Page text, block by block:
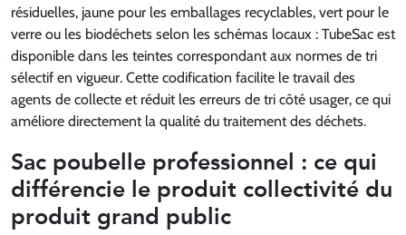
résiduelles, jaune pour les emballages recyclables, vert pour le
verre ou les biodéchets selon les schémas locaux : TubeSac est
disponible dans les teintes correspondant aux normes de tri
sélectif en vigueur. Cette codification facilite le travail des
agents de collecte et réduit les erreurs de tri côté usager, ce qui
améliore directement la qualité du traitement des déchets.
Sac poubelle professionnel : ce qui
différencie le produit collectivité du
produit grand public